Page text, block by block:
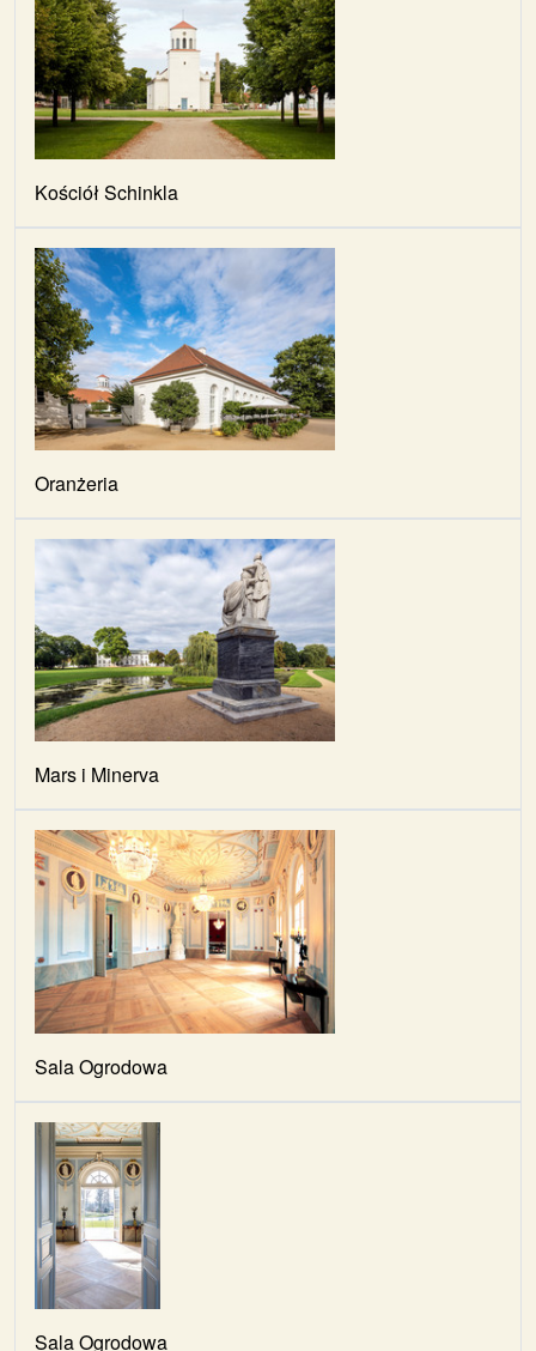
Kościół Schinkla
Oranżeria
Mars i Minerva
Sala Ogrodowa
Sala Ogrodowa